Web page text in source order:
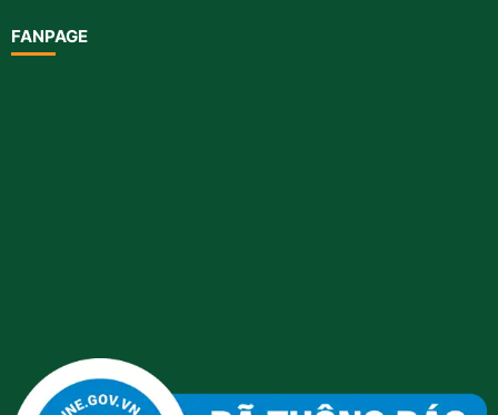
FANPAGE